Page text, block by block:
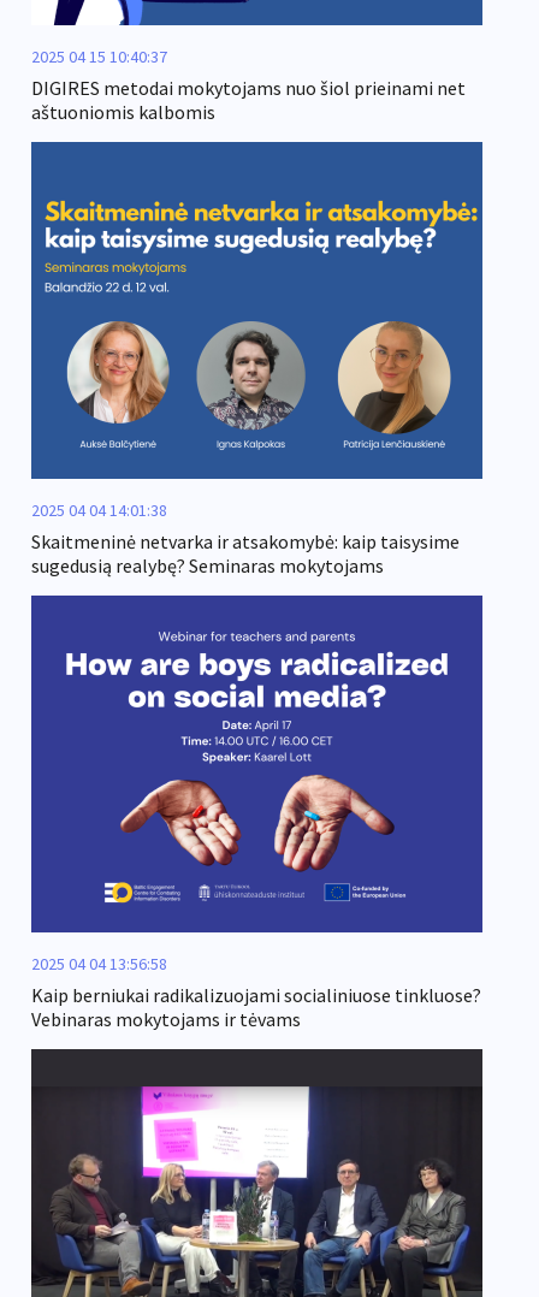
2025 04 15 10:40:37
DIGIRES metodai mokytojams nuo šiol prieinami net
aštuoniomis kalbomis
2025 04 04 14:01:38
Skaitmeninė netvarka ir atsakomybė: kaip taisysime
sugedusią realybę? Seminaras mokytojams
2025 04 04 13:56:58
Kaip berniukai radikalizuojami socialiniuose tinkluose?
Vebinaras mokytojams ir tėvams